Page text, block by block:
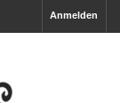
Anmelden